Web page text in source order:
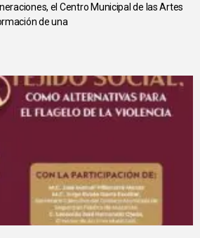
el Centro Municipal de las Artes
de una